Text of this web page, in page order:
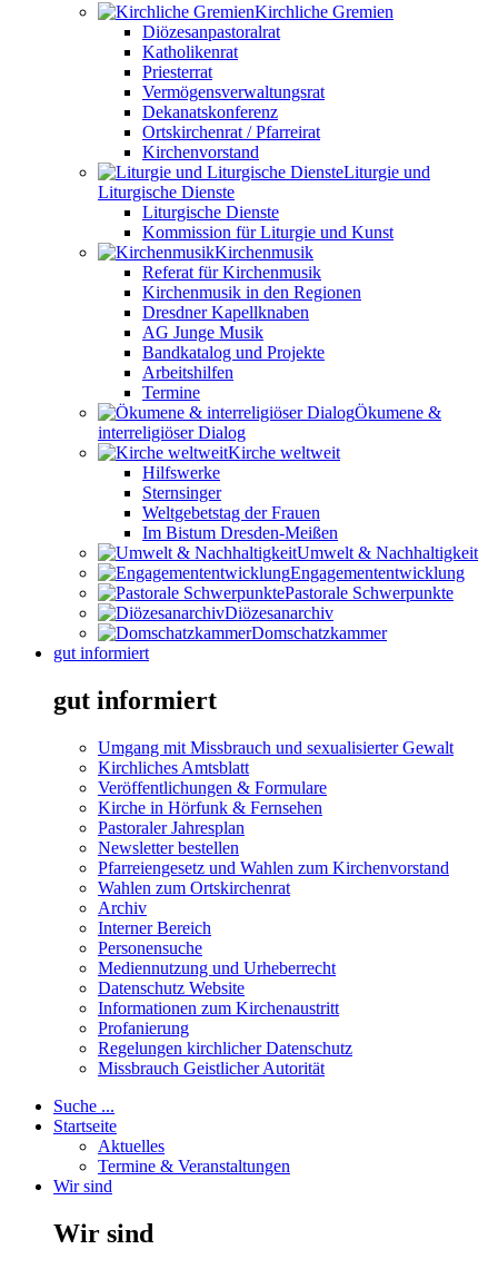
Kirchliche Gremien
Diözesanpastoralrat
Katholikenrat
Priesterrat
Vermögensverwaltungsrat
Dekanatskonferenz
Ortskirchenrat / Pfarreirat
Kirchenvorstand
Liturgie und
Liturgische Dienste
Liturgische Dienste
Kommission für Liturgie und Kunst
Kirchenmusik
Referat für Kirchenmusik
Kirchenmusik in den Regionen
Dresdner Kapellknaben
AG Junge Musik
Bandkatalog und Projekte
Arbeitshilfen
Termine
Ökumene &
interreligiöser Dialog
Kirche weltweit
Hilfswerke
Sternsinger
Weltgebetstag der Frauen
Im Bistum Dresden-Meißen
Umwelt & Nachhaltigkeit
Engagemententwicklung
Pastorale Schwerpunkte
Diözesanarchiv
Domschatzkammer
gut informiert
gut informiert
Umgang mit Missbrauch und sexualisierter Gewalt
Kirchliches Amtsblatt
Veröffentlichungen & Formulare
Kirche in Hörfunk & Fernsehen
Pastoraler Jahresplan
Newsletter bestellen
Pfarreiengesetz und Wahlen zum Kirchenvorstand
Wahlen zum Ortskirchenrat
Archiv
Interner Bereich
Personensuche
Mediennutzung und Urheberrecht
Datenschutz Website
Informationen zum Kirchenaustritt
Profanierung
Regelungen kirchlicher Datenschutz
Missbrauch Geistlicher Autorität
Suche ...
Startseite
Aktuelles
Termine & Veranstaltungen
Wir sind
Wir sind